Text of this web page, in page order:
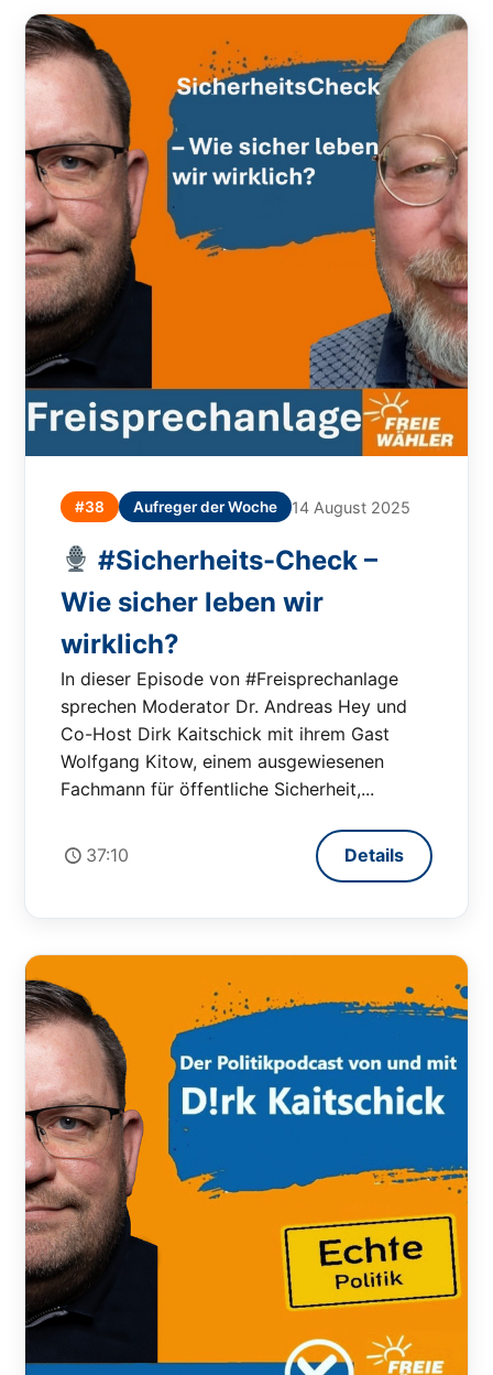
#38 Aufreger der Woche 14 August 2025
#Sicherheits-Check –
Wie sicher leben wir
wirklich?
In dieser Episode von #Freisprechanlage
sprechen Moderator Dr. Andreas Hey und
Co-Host Dirk Kaitschick mit ihrem Gast
Wolfgang Kitow, einem ausgewiesenen
Fachmann für öffentliche Sicherheit,...
37:10 Details